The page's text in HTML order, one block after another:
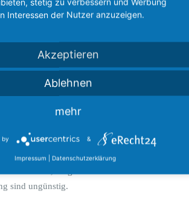
Akkus ist das nicht nur schlecht für die
Akkus können sich aufblähen,
wieder benutzt oder geladen wird. Geräte
sollten nicht weiterverwendet
aufgeheizte
sind ungünstig.
Interessen der Nutzer anzuzeigen.
Akzeptieren
Ablehnen
mehr
by &
Impressum Datenschutzerklärung